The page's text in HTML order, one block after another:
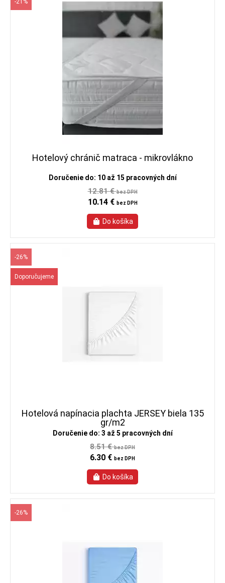
-21%
Hotelový chránič matraca - mikrovlákno
Doručenie do: 10 až 15 pracovných dní
12.81 €bez DPH
10.14 € bez DPH
-26%
Doporučujeme
Hotelová napínacia plachta JERSEY biela 135
gr/m2
Doručenie do: 3 až 5 pracovných dní
8.51 €bez DPH
6.30 € bez DPH
-26%